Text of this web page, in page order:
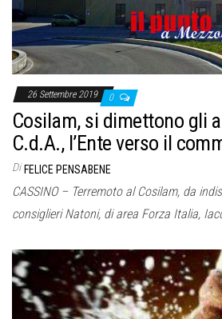
26 Settembre 2019 0
Cosilam, si dimettono gli
C.d.A., l’Ente verso il
Di FELICE PENSABENE
CASSINO – Terremoto al Cosilam, da
consiglieri Natoni, di area Forza Italia,